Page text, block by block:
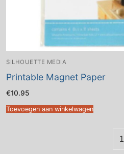
SILHOUETTE MEDIA
Printable Magnet Paper
€10.95
Toevoegen aan winkelwagen